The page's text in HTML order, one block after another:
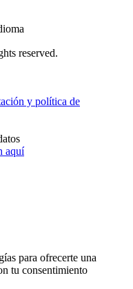
reserved.
y política de
aquí
para ofrecerte una
tu consentimiento